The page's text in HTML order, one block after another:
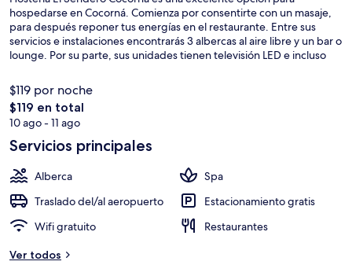
hospedarse en Cocorná. Comienza por consentirte con un masaje,
para después reponer tus energías en el restaurante. Entre sus
servicios e instalaciones encontrarás 3 albercas al aire libre y un bar o
lounge. Por su parte, sus unidades tienen televisión LED e incluso
$119 por noche
El
precio
es
$119
$119 en total
10 ago - 11 ago
Servicios principales
Alberca
Spa
Traslado del/al aeropuerto
Estacionamiento gratis
Wifi gratuito
Restaurantes
Ver todos